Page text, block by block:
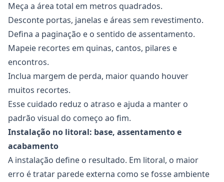
Meça a área total em metros quadrados.
Desconte portas, janelas e áreas sem revestimento.
Defina a paginação e o sentido de assentamento.
Mapeie recortes em quinas, cantos, pilares e
encontros.
Inclua margem de perda, maior quando houver
muitos recortes.
Esse cuidado reduz o atraso e ajuda a manter o
padrão visual do começo ao fim.
Instalação no litoral: base, assentamento e
acabamento
A instalação define o resultado. Em litoral, o maior
erro é tratar parede externa como se fosse ambiente